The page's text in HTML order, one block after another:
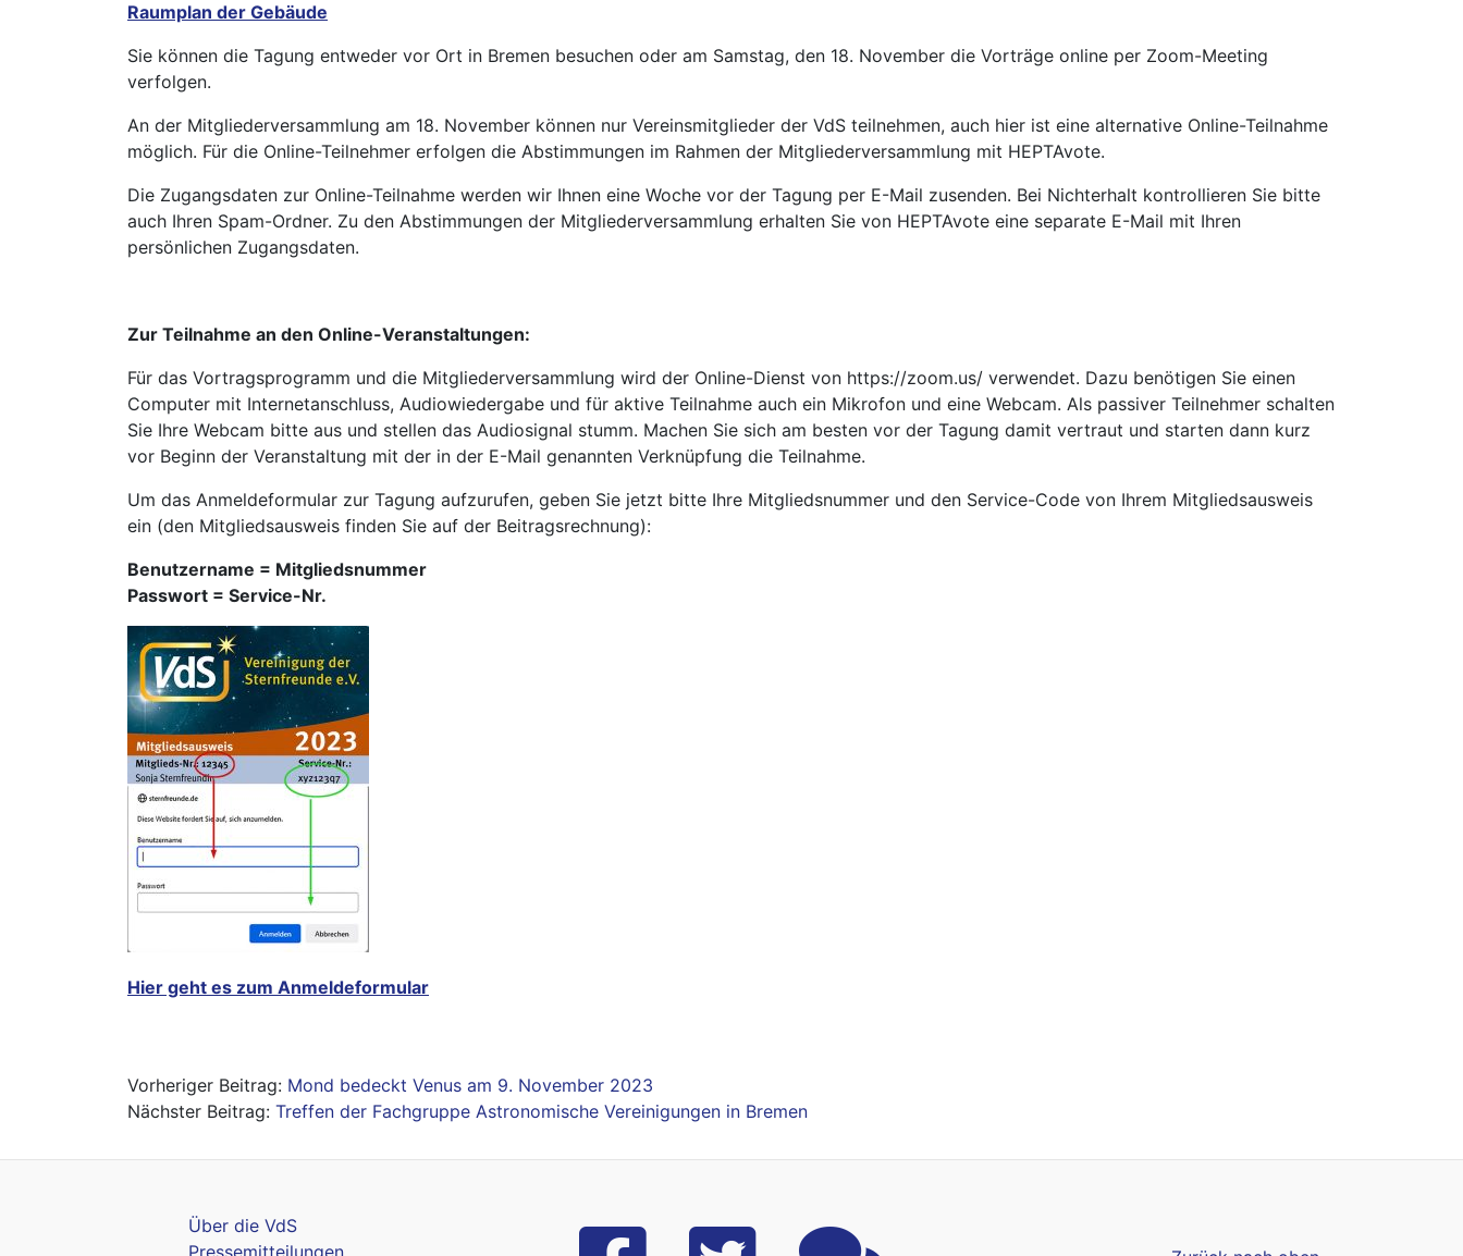
Raumplan der Gebäude
Sie können die Tagung entweder vor Ort in Bremen besuchen oder am Samstag, den 18. November die Vorträge online per Zoom-Meeting
verfolgen.
An der Mitgliederversammlung am 18. November können nur Vereinsmitglieder der VdS teilnehmen, auch hier ist eine alternative Online-Teilnahme
möglich. Für die Online-Teilnehmer erfolgen die Abstimmungen im Rahmen der Mitgliederversammlung mit HEPTAvote.
Die Zugangsdaten zur Online-Teilnahme werden wir Ihnen eine Woche vor der Tagung per E-Mail zusenden. Bei Nichterhalt kontrollieren Sie bitte
auch Ihren Spam-Ordner. Zu den Abstimmungen der Mitgliederversammlung erhalten Sie von HEPTAvote eine separate E-Mail mit Ihren
persönlichen Zugangsdaten.
Zur Teilnahme an den Online-Veranstaltungen:
Für das Vortragsprogramm und die Mitgliederversammlung wird der Online-Dienst von https://zoom.us/ verwendet. Dazu benötigen Sie einen
Computer mit Internetanschluss, Audiowiedergabe und für aktive Teilnahme auch ein Mikrofon und eine Webcam. Als passiver Teilnehmer schalten
Sie Ihre Webcam bitte aus und stellen das Audiosignal stumm. Machen Sie sich am besten vor der Tagung damit vertraut und starten dann kurz
vor Beginn der Veranstaltung mit der in der E-Mail genannten Verknüpfung die Teilnahme.
Um das Anmeldeformular zur Tagung aufzurufen, geben Sie jetzt bitte Ihre Mitgliedsnummer und den Service-Code von Ihrem Mitgliedsausweis
ein (den Mitgliedsausweis finden Sie auf der Beitragsrechnung):
Benutzername = Mitgliedsnummer
Passwort = Service-Nr.
Hier geht es zum Anmeldeformular
BeitragsnavigationMond bedeckt Venus am 9. November 2023
Treffen der Fachgruppe Astronomische Vereinigungen in Bremen
Über die VdS
Pressemitteilungen